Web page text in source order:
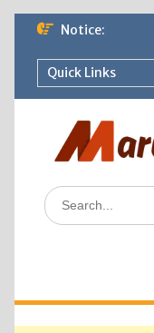
Skip
content
Notice:
Quick Links
Search
for: